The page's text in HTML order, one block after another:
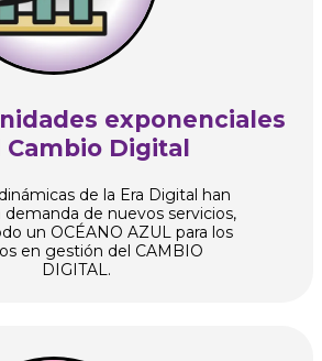
exponenciales
Cambio Digital
de la Era Digital han
demanda de nuevos servicios,
un OCÉANO AZUL para los
en gestión del CAMBIO
DIGITAL.